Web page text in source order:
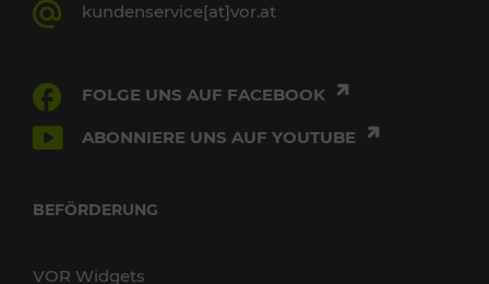
kundenservice[at]vor.at
FOLGE UNS AUF FACEBOOK
ABONNIERE UNS AUF YOUTUBE
BEFÖRDERUNG
VOR Widgets